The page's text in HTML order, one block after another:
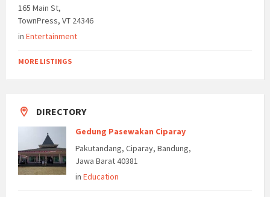
165 Main St,
TownPress, VT 24346
in Entertainment
MORE LISTINGS
DIRECTORY
Gedung Pasewakan Ciparay
Pakutandang, Ciparay, Bandung,
Jawa Barat 40381
in Education